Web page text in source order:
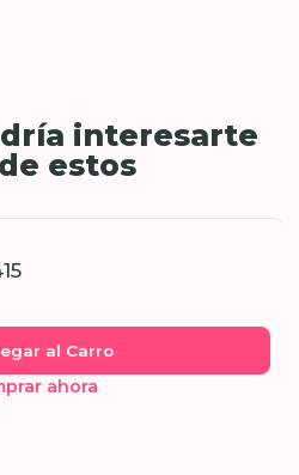
interesarte
estos
al Carro
ahora